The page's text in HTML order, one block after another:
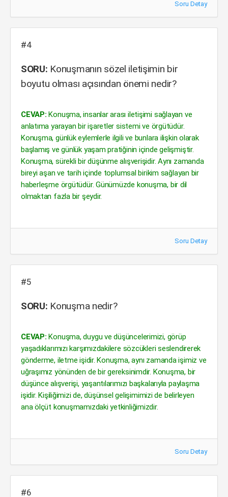
Soru Detay
#4
SORU: Konuşmanın sözel iletişimin bir
boyutu olması açısından önemi nedir?
CEVAP: Konuşma, insanlar arası iletişimi sağlayan ve
anlatıma yarayan bir işaretler sistemi ve örgütüdür.
Konuşma, günlük eylemlerle ilgili ve bunlara ilişkin olarak
başlamış ve günlük yaşam pratiğinin içinde gelişmiştir.
Konuşma, sürekli bir düşünme alışverişidir. Aynı zamanda
bireyi aşan ve tarih içinde toplumsal birikim sağlayan bir
haberleşme örgütüdür. Günümüzde konuşma, bir dil
olmaktan fazla bir şeydir.
Soru Detay
#5
SORU: Konuşma nedir?
CEVAP: Konuşma, duygu ve düşüncelerimizi, görüp
yaşadıklarımızı karşımızdakilere sözcükleri seslendirerek
gönderme, iletme işidir. Konuşma, aynı zamanda işimiz ve
uğraşımız yönünden de bir gereksinimdir. Konuşma, bir
düşünce alışverişi, yaşantılarımızı başkalarıyla paylaşma
işidir. Kişiliğimizi de, düşünsel gelişimimizi de belirleyen
ana ölçüt konuşmamızdaki yetkinliğimizdir.
Soru Detay
#6